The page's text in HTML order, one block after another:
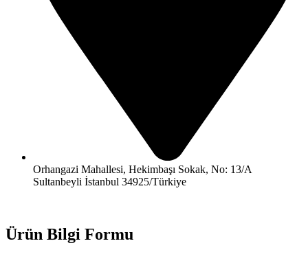
Orhangazi Mahallesi, Hekimbaşı Sokak, No: 13/A
Sultanbeyli İstanbul 34925/Türkiye
Ürün Bilgi Formu